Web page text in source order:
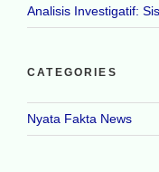
Analisis Investigatif:
CATEGORIES
Nyata Fakta News